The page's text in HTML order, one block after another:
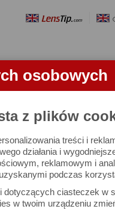
osobowych
z plików
treści i
działania i
reklamowym i
podczas
ciasteczek w
w twoim urządzeniu
LORNETKI